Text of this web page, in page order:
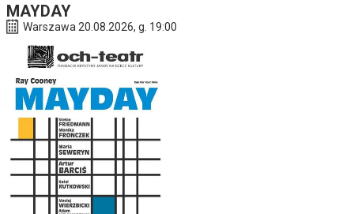
MAYDAY
Warszawa 20.08.2026, g. 19:00